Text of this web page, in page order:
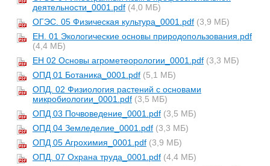
деятельности_0001.pdf (4,0 МБ)
ОГЭС. 05 Физическая культура_0001.pdf (3,9 МБ)
ЕН. 01 Экологические основы природопользования.pdf
(4,4 МБ)
ЕН 02 Основы агрометеорологии_0001.pdf (3,3 МБ)
ОПД 01 Ботаника_0001.pdf (5,1 МБ)
ОПД. 02 Физиология растений с основами
микробиологии_0001.pdf (3,5 МБ)
ОПД 03 Почвоведение_0001.pdf (3,5 МБ)
ОПД 04 Земледелие_0001.pdf (3,3 МБ)
ОПД 05 Агрохимия_0001.pdf (3,9 МБ)
ОПД. 07 Охрана труда_0001.pdf (4,4 МБ)